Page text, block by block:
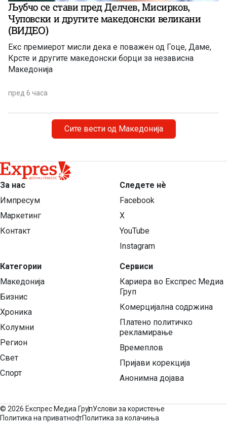
Љубчо се стави пред Делчев, Мисирков,
Чуповски и другите македонски великани
(ВИДЕО)
Екс премиерот мисли дека е поважен од Гоце, Даме,
Крсте и другите македонски борци за независна
Македонија
пред 6 часа
Сите вести од Македонија
За нас
Импресум
Маркетинг
Контакт
Категории
Македонија
Бизнис
Хроника
Колумни
Регион
Свет
Спорт
Следете нѐ
Facebook
X
YouTube
Instagram
Сервиси
Кариера во Експрес Медиа
Груп
Комерцијална содржина
Платено политичко
рекламирање
Времеплов
Пријави корекција
Анонимна дојава
© 2026 Експрес Медиа ГрупУслови за користење
Политика на приватностПолитика за колачиња